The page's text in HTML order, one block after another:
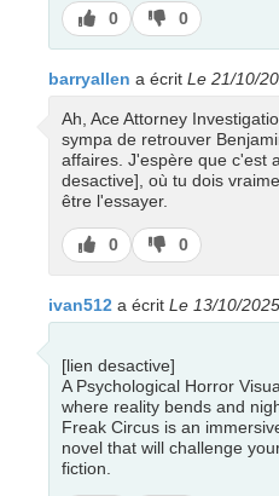
J’aime
0
J’aime
pas
0
barryallen a écrit Le 21/10/
Ah, Ace Attorney
sympa de retrouver
affaires. J'espère que c'est
desactive], où tu dois
être l'essayer.
J’aime
0
J’aime
pas
0
ivan512 a écrit Le 13/10/
[lien desactive]
A Psychological Horror
where reality bends and
Freak Circus is an
novel that will challenge
fiction.